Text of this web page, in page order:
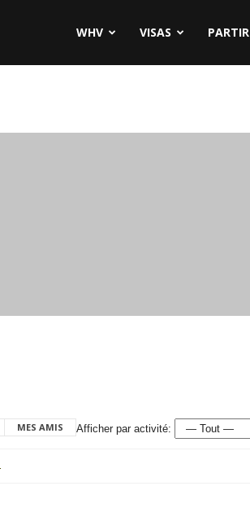
WHV VISAS PARTIR
MES AMIS Afficher par activité: